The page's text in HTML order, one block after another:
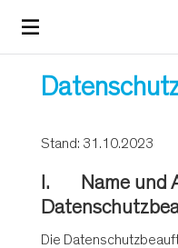
TOGGLE
Stand: 31.10.2023
I. Name und
Die